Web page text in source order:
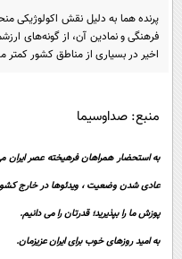
پرنده هما به دلیل نقش اکولوژیکی
فرهنگی و نمادین آن، از گونه‌های
اخیر در بسیاری از مناطق کشور
منبع: صداوسیما
به استحضار همراهان فرهیخته عصر ایران
عادی شدن وضعیت ، ویدئوها در خارج
پوزش ما را بپذیرید؛ قدرتان را می دانیم.
به امید روزهای خوب برای ایران عزیزمان.